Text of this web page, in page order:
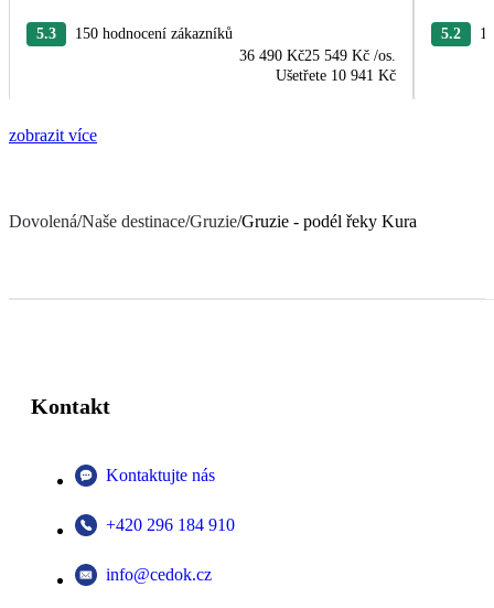
5.3
150 hodnocení zákazníků
36 490 Kč25 549 Kč /os.
Ušetřete 10 941 Kč
5.2
zobrazit více
Dovolená/Naše destinace/Gruzie/Gruzie - podél řeky Kura
Kontakt
Kontaktujte nás
+420 296 184 910
info@cedok.cz